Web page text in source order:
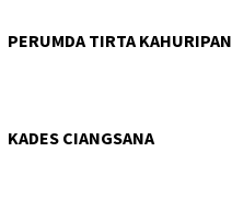
PERUMDA TIRTA KAHURIPAN
KADES CIANGSANA